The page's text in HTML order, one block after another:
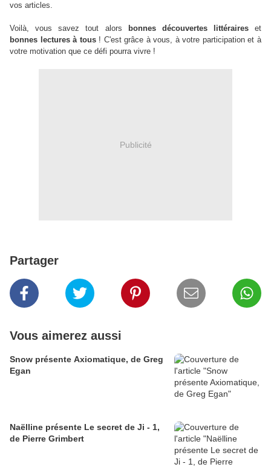
vos articles.
Voilà, vous savez tout alors bonnes découvertes littéraireset
bonnes lectures à tous! C'est grâce à vous, à votre participation et à
votre motivation que ce défi pourra vivre !
Publicité
Partager
Vous aimerez aussi
Snow présente Axiomatique, de Greg
Egan
Naëlline présente Le secret de Ji - 1,
de Pierre Grimbert